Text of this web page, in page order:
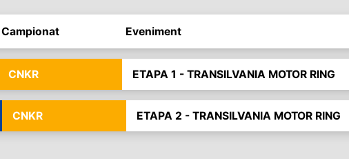
Campionat Eveniment
CNKR ETAPA 1 - TRANSILVANIA MOTOR RING
CNKR ETAPA 2 - TRANSILVANIA MOTOR RING